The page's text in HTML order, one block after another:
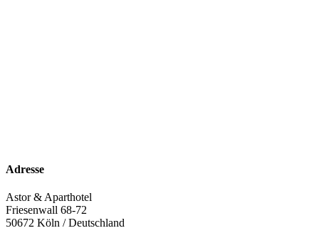
Adresse
Astor & Aparthotel
Friesenwall 68-72
50672 Köln / Deutschland